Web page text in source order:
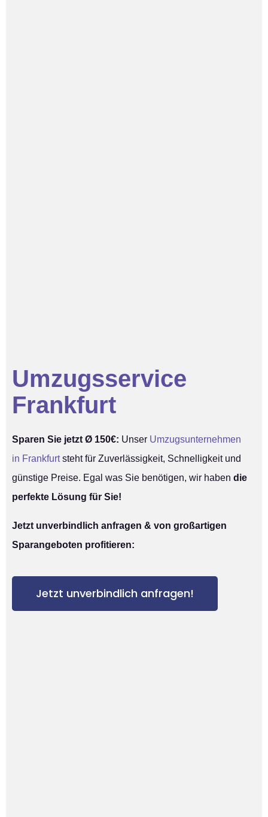
Umzugsservice
Frankfurt
Sparen Sie jetzt Ø 150€: Unser Umzugsunternehmen
in Frankfurtsteht für Zuverlässigkeit, Schnelligkeit und
günstige Preise. Egal was Sie benötigen, wir haben die
perfekte Lösung für Sie!
Jetzt unverbindlich anfragen & von großartigen
Sparangeboten profitieren:
Jetzt unverbindlich anfragen!